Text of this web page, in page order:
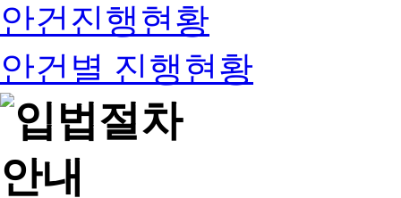
안건진행현황
안건별 진행현황